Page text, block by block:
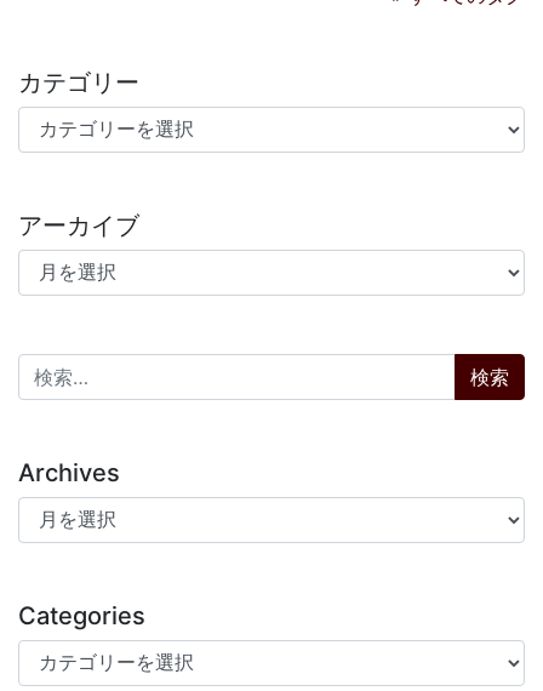
カテゴリー
カテゴリー
アーカイブ
アーカイブ
検索:
Archives
Archives
Categories
Categories